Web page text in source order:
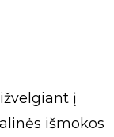
į
išmokos